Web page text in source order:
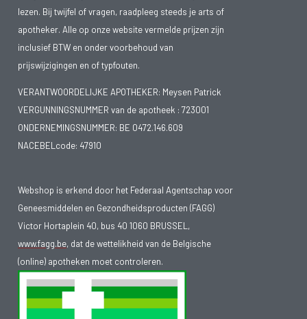
lezen. Bij twijfel of vragen, raadpleeg steeds je arts of
apotheker. Alle op onze website vermelde prijzen zijn
inclusief BTW en onder voorbehoud van
prijswijzigingen en of typfouten.
VERANTWOORDELIJKE APOTHEKER: Meysen Patrick
VERGUNNINGSNUMMER van de apotheek : 723001
ONDERNEMINGSNUMMER: BE 0472.146.609
NACEBELcode: 47910
Webshop is erkend door het Federaal Agentschap voor
Geneesmiddelen en Gezondheidsproducten (FAGG)
Victor Hortaplein 40, bus 40 1060 BRUSSEL,
www.fagg.be, dat de wettelikheid van de Belgische
(online) apotheken moet controleren.